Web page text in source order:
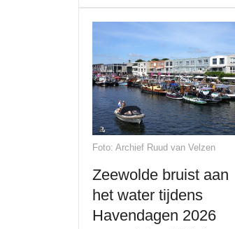
Foto: Archief Ruud van Velzen
Zeewolde bruist aan
het water tijdens
Havendagen 2026